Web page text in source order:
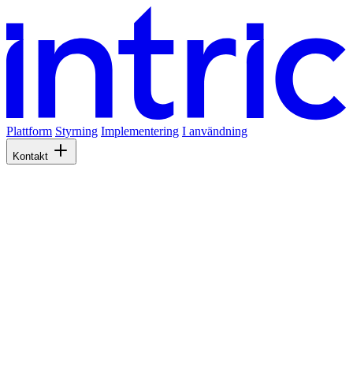
Plattform Styrning Implementering I användning
Kontakt